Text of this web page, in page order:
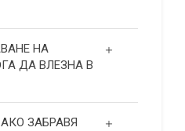
НА
ДА ВЛЕЗНА В
ЗАБРАВЯ